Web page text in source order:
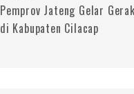
Pemprov Jateng Gelar
di Kabupaten Cilacap